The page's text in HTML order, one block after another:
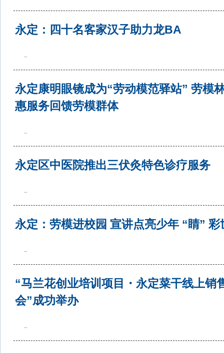
永定：四十名客家汉子助力龙BA
..
永定康明眼镜成为“劳动模范驿站” 劳模
惠服务回馈劳模群体
..
永定区中医院推出三伏灸特色诊疗服务
..
永定：劳模进校园 宣讲点亮少年 “睛” 彩
..
“马兰花创业培训项目・永定菜干线上销
会”成功举办
..